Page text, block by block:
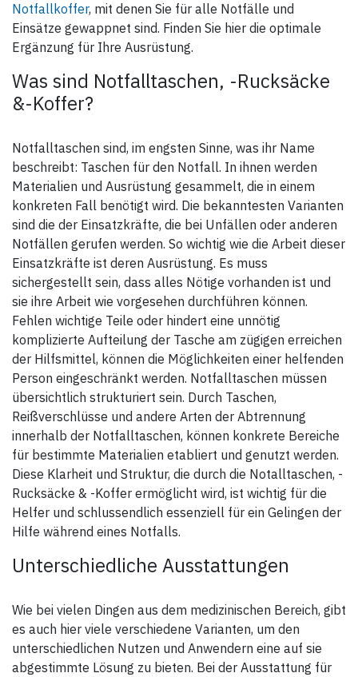
Ausstattung:
- rundum gepolstertes
Maskenfach
- innenliegendes Netzfach
- Elastikbänder innen im
- Halte-Öse für EASY
Handschuhhalter
- Beschriftungsfeld
- Signal-Reflex-Streifen
Lieferumfang:
RESPI XL inkl. Brillenetui und
Tragegurt, ohne weiteres
Zubehör
Spezifikationen:
- Farbe: blau
- Aussenmaß (H x B x T): 26 x
24 x 20 cm
- Innenmaß (H x B x T): 24 x 21
x 18 cm
- Gewicht: 750 g
- Volumen: 7,2 Liter
- Material: 370G TEC Fire
Retardant
- Waschbar bei 40°C
Im ebenfalls großzügigen
Seitenfach findet sich Platz für
Beispiel Lehrgangsunterlagen
An der Frontseite findet sich
„kompakte Büro“ gut
untergebracht werden können.
Stifthalter, verschiedene
Fächer (eines mit
Reißverschluss) bieten dort
variabel nutzbaren Stauraum.
Die elastische, verstellbare
Gepäckspinne auf dem Deckel
eignet sich z.B. zum Verstauen
einer Jacke oder feuchter
Bekleidung.
Zum bequemen Tragen ist die
Tasche mit einem
ergonomischen Handgriff
ausgestattet.
Für etwas weitere Strecken
oder, wenn die Tasche einmal
etwas schwerer ist, ist die
RAGBAG PRO mit einem
vollwertigen und komplett
verstaubaren
Rucksacktragesystem
ausgestattet. Die
gepolsterten Schultergurte
sind nicht nur ergonomisch
geformt, sondern auch mit
atmungsaktivem Netzmaterial
und einer Materialschlaufe
ausgerüstet.
beschichteten Unterseite kann
die Tasche auch problemlos
abgestellt werden.
Der fest fixierte, umlaufende
Sicherheitsstreifen sorgt für
gute Erkennbarkeit.
Notfallkoffer, mit denen Sie für alle Notfälle und
Einsätze gewappnet sind. Finden Sie hier die optimale
Ergänzung für Ihre Ausrüstung.
Was sind Notfalltaschen, -Rucksäcke
&-Koffer?
Notfalltaschen sind, im engsten Sinne, was ihr Name
beschreibt: Taschen für den Notfall. In ihnen werden
Materialien und Ausrüstung gesammelt, die in einem
konkreten Fall benötigt wird. Die bekanntesten Varianten
sind die der Einsatzkräfte, die bei Unfällen oder anderen
Notfällen gerufen werden. So wichtig wie die Arbeit dieser
Einsatzkräfte ist deren Ausrüstung. Es muss
sichergestellt sein, dass alles Nötige vorhanden ist und
sie ihre Arbeit wie vorgesehen durchführen können.
Fehlen wichtige Teile oder hindert eine unnötig
komplizierte Aufteilung der Tasche am zügigen erreichen
der Hilfsmittel, können die Möglichkeiten einer helfenden
Person eingeschränkt werden. Notfalltaschen müssen
übersichtlich strukturiert sein. Durch Taschen,
Reißverschlüsse und andere Arten der Abtrennung
innerhalb der Notfalltaschen, können konkrete Bereiche
für bestimmte Materialien etabliert und genutzt werden.
Diese Klarheit und Struktur, die durch die Notalltaschen, -
Rucksäcke & -Koffer ermöglicht wird, ist wichtig für die
Helfer und schlussendlich essenziell für ein Gelingen der
Hilfe während eines Notfalls.
Unterschiedliche Ausstattungen
Wie bei vielen Dingen aus dem medizinischen Bereich, gibt
es auch hier viele verschiedene Varianten, um den
unterschiedlichen Nutzen und Anwendern eine auf sie
abgestimmte Lösung zu bieten. Bei der Ausstattung für